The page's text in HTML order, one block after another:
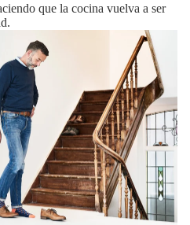
que la cocina vuelva a ser